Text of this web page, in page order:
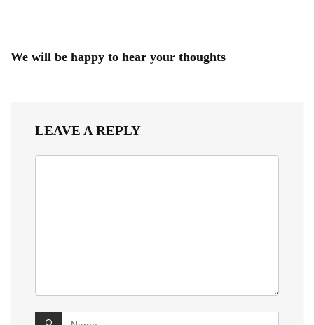
We will be happy to hear your thoughts
LEAVE A REPLY